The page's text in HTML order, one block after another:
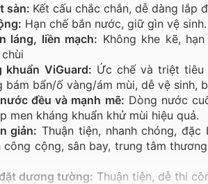
sàn: Kết cấu chắc chắn, dễ dàng lắp
Hạn chế bắn nước, giữ gìn vệ sinh.
láng, liền mạch: Không khe kẽ,
khuẩn ViGuard: Ức chế và triệt tiêu
bám bẩn/ố vàng/ám mùi, dễ vệ sinh,
đều và mạnh mẽ: Dòng nước
men kháng khuẩn khử mùi hiệu quả.
giản: Thuận tiện, nhanh chóng,
công cộng, sân bay, trung tâm
dương tường: Thuận tiện, dễ thi